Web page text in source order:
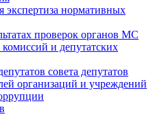
экспертиза нормативных
проверок органов МС
и депутатских
совета депутатов
организаций и учреждений